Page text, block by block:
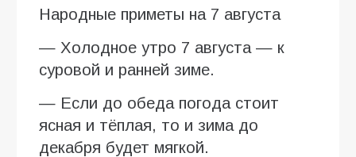
Народные приметы на 7 августа
— Холодное утро 7 августа — к
суровой и ранней зиме.
— Если до обеда погода стоит
ясная и тёплая, то и зима до
декабря будет мягкой.